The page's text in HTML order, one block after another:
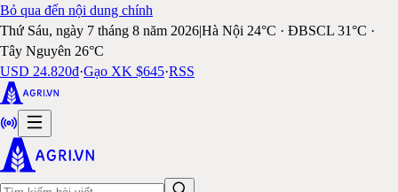
Bỏ qua đến nội dung chính
Thứ Sáu, ngày 7 tháng 8 năm 2026|Hà Nội 24°C · ĐBSCL 31°C ·
Tây Nguyên 26°C
USD 24.820đ·Gạo XK $645·RSS